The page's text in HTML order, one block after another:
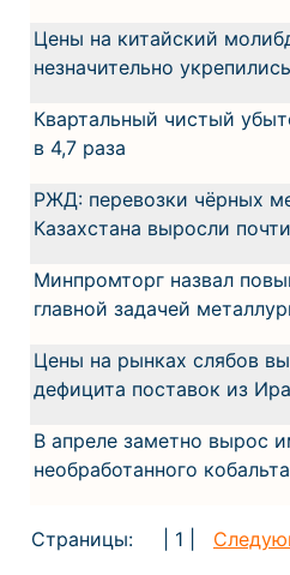
Цены на китайский
незначительно укрепились
Квартальный чистый
в 4,7 раза
РЖД: перевозки чёрных
Казахстана выросли
Минпромторг назвал
главной задачей
Цены на рынках слябов
дефицита поставок из
В апреле заметно вырос
необработанного кобальта
Страницы: | 1 |